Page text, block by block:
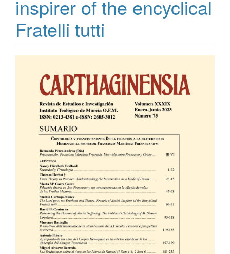
inspirer of the encyclical
Fratelli tutti